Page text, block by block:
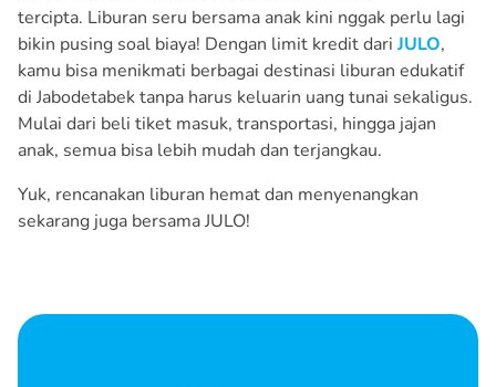
tercipta. Liburan seru bersama anak kini nggak perlu lagi
bikin pusing soal biaya! Dengan limit kredit dariJULO,
kamu bisa menikmati berbagai destinasi liburan edukatif
di Jabodetabek tanpa harus keluarin uang tunai sekaligus.
Mulai dari beli tiket masuk, transportasi, hingga jajan
anak, semua bisa lebih mudah dan terjangkau.
Yuk, rencanakan liburan hemat dan menyenangkan
sekarang juga bersama JULO!